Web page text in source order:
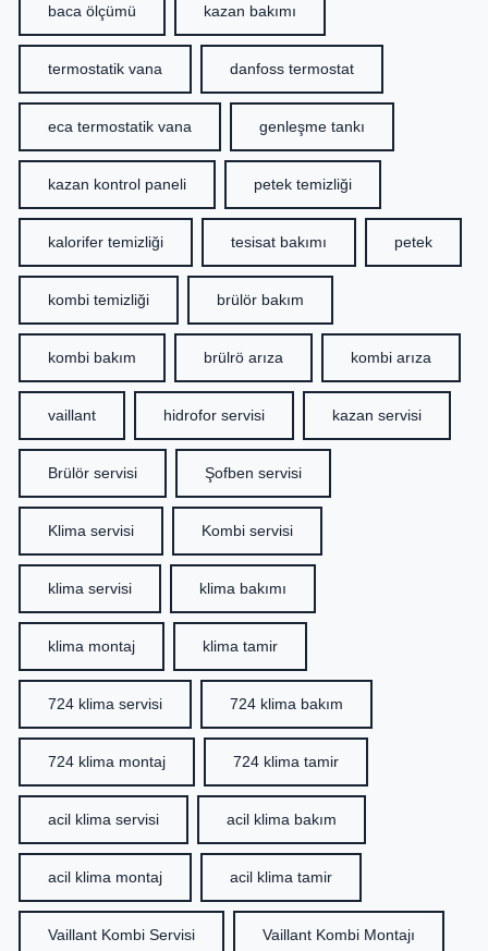
baca ölçümü kazan bakımı
termostatik vana danfoss termostat
eca termostatik vana genleşme tankı
kazan kontrol paneli petek temizliği
kalorifer temizliği tesisat bakımı petek
kombi temizliği brülör bakım
kombi bakım brülrö arıza kombi arıza
vaillant hidrofor servisi kazan servisi
Brülör servisi Şofben servisi
Klima servisi Kombi servisi
klima servisi klima bakımı
klima montaj klima tamir
724 klima servisi 724 klima bakım
724 klima montaj 724 klima tamir
acil klima servisi acil klima bakım
acil klima montaj acil klima tamir
Vaillant Kombi Servisi Vaillant Kombi Montajı